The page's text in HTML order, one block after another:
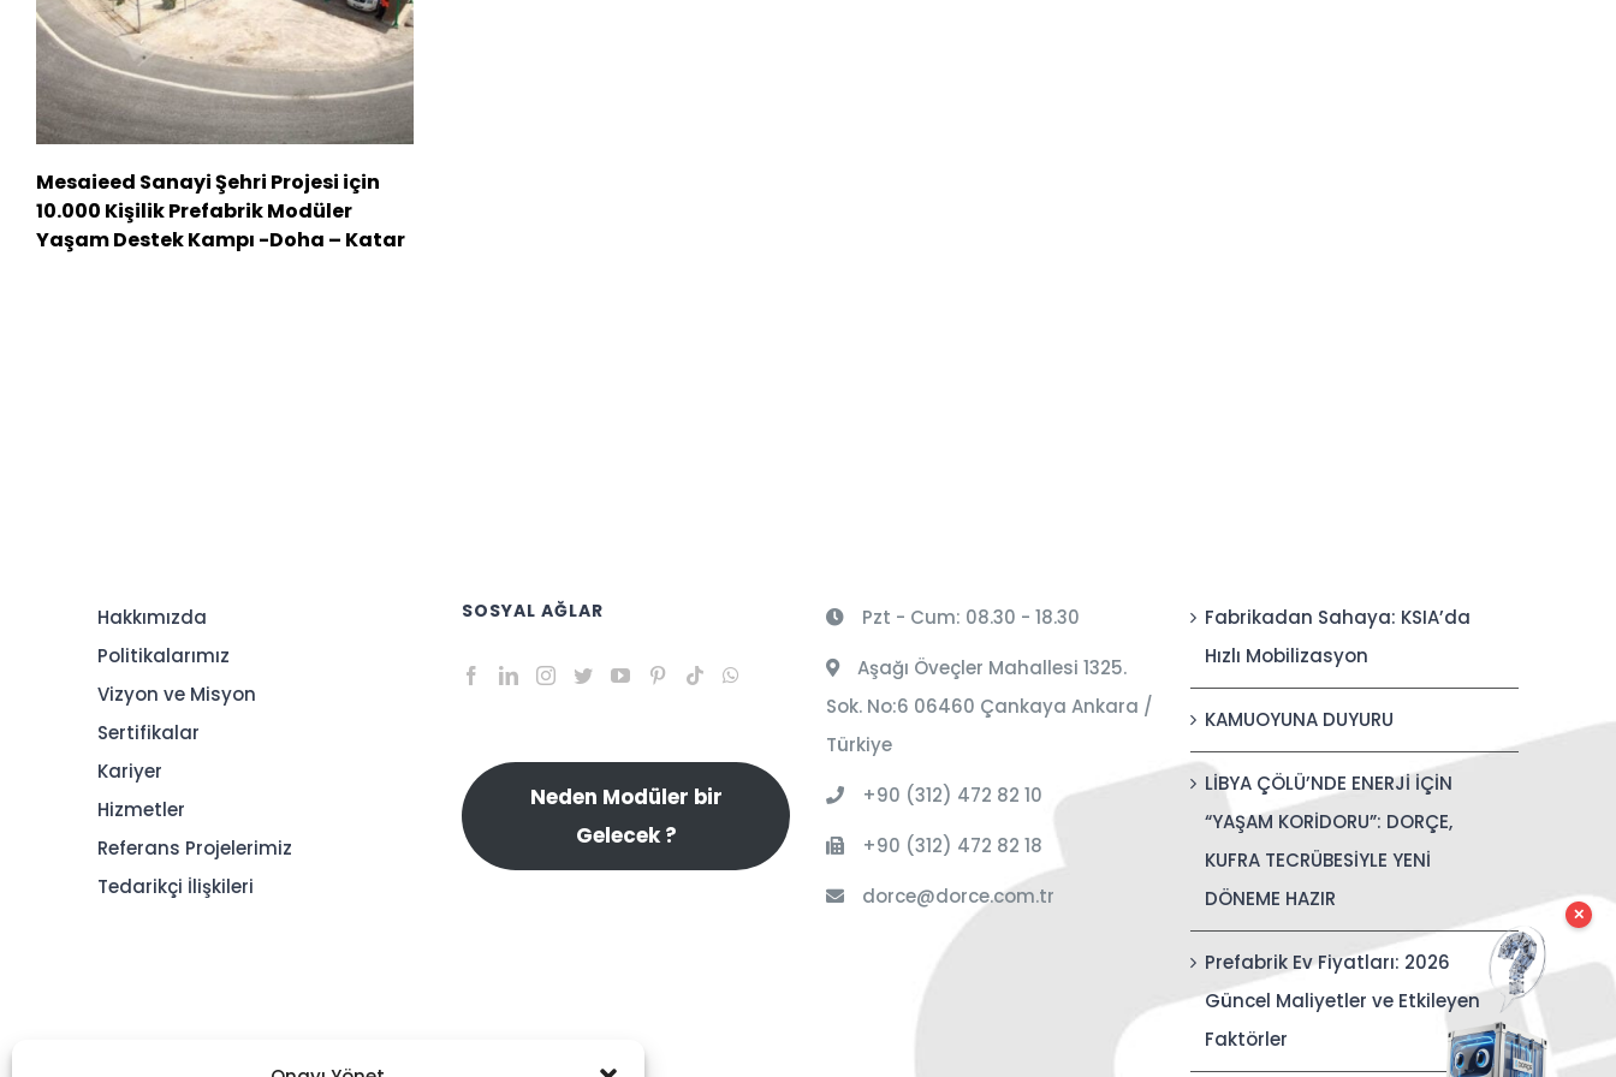
Mesaieed Sanayi Şehri Projesi için
10.000 Kişilik Prefabrik Modüler
Yaşam Destek Kampı -Doha – Katar
Hakkımızda
Politikalarımız
Vizyon ve Misyon
Sertifikalar
Kariyer
Hizmetler
Referans Projelerimiz
Tedarikçi İlişkileri
SOSYAL AĞLAR
Neden Modüler bir
Gelecek ?
Pzt - Cum: 08.30 - 18.30
Aşağı Öveçler Mahallesi 1325.
Sok. No:6 06460 Çankaya Ankara /
Türkiye
+90 (312) 472 82 10
+90 (312) 472 82 18
dorce@dorce.com.tr
Fabrikadan Sahaya: KSIA’da
Hızlı Mobilizasyon
KAMUOYUNA DUYURU
LİBYA ÇÖLÜ’NDE ENERJİ İÇİN
“YAŞAM KORİDORU”: DORÇE,
KUFRA TECRÜBESİYLE YENİ
DÖNEME HAZIR
Prefabrik Ev Fiyatları: 2026
Güncel Maliyetler ve Etkileyen
Faktörler
✕